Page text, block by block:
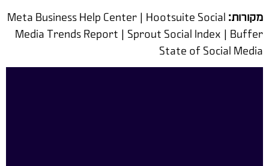
מקורות: Meta Business Help Center | Hootsuite Social
Media Trends Report | Sprout Social Index | Buffer
State of Social Media